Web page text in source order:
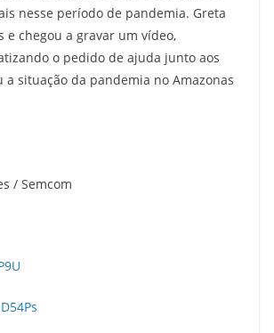
nesse período de pandemia. Greta
chegou a gravar um vídeo,
o pedido de ajuda junto aos
situação da pandemia no Amazonas
/ Semcom